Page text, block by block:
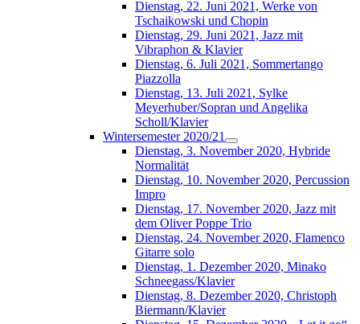
Dienstag, 22. Juni 2021, Werke von
Tschaikowski und Chopin
Dienstag, 29. Juni 2021, Jazz mit
Vibraphon & Klavier
Dienstag, 6. Juli 2021, Sommertango
Piazzolla
Dienstag, 13. Juli 2021, Sylke
Meyerhuber/Sopran und Angelika
Scholl/Klavier
Wintersemester 2020/21
Dienstag, 3. November 2020, Hybride
Normalität
Dienstag, 10. November 2020, Percussion
Impro
Dienstag, 17. November 2020, Jazz mit
dem Oliver Poppe Trio
Dienstag, 24. November 2020, Flamenco
Gitarre solo
Dienstag, 1. Dezember 2020, Minako
Schneegass/Klavier
Dienstag, 8. Dezember 2020, Christoph
Biermann/Klavier